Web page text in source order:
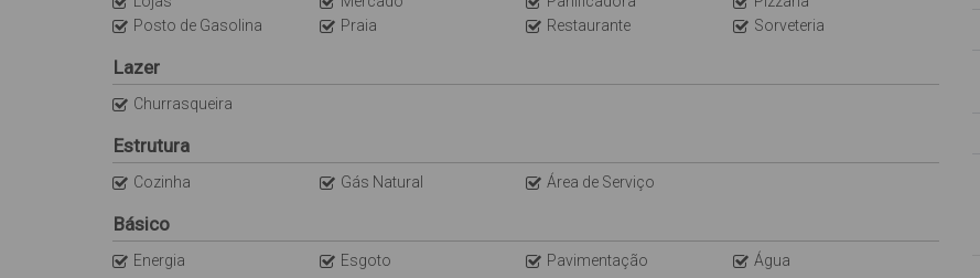
Posto de Gasolina
Praia Restaurante Sorveteria
Lazer
Churrasqueira
Estrutura
Cozinha Gás Natural Área de Serviço
Básico
Energia Esgoto Pavimentação Água